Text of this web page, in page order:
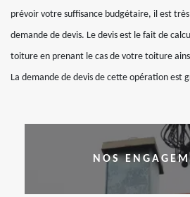
prévoir votre suffisance budgétaire, il est
demande de devis. Le devis est le fait de
toiture en prenant le cas de votre toiture
La demande de devis de cette opération est
NOS